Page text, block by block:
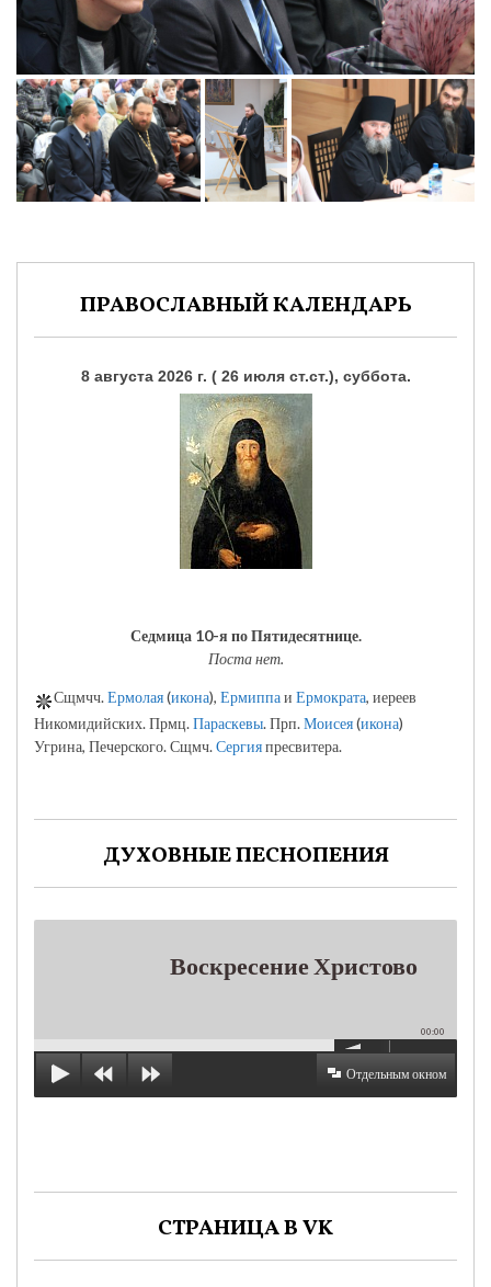
ПРАВОСЛАВНЫЙ КАЛЕНДАРЬ
8 августа 2026 г. ( 26 июля ст.ст.), суббота.
Седмица 10-я по Пятидесятнице.
Поста нет.
Сщмчч.Ермолая(икона), Ермиппаи Ермократа, иереев
Никомидийских. Прмц.Параскевы. Прп.Моисея(икона)
Угрина, Печерского. Сщмч.Сергияпресвитера.
ДУХОВНЫЕ ПЕСНОПЕНИЯ
Воскресение Христово
00:00
Отдельным окном
СТРАНИЦА В VK